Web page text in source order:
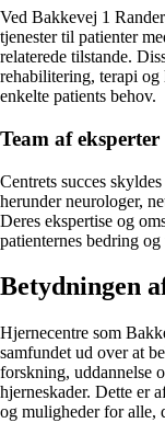
Ved Bakkevej 1
tjenester til patienter
relaterede tilstande.
rehabilitering, terapi og
enkelte patients behov.
Team af eksperter
Centrets succes
herunder neurologer,
Deres ekspertise og
patienternes bedring
Betydningen
Hjernecentre som
samfundet ud over at
forskning, uddannelse
hjerneskader. Dette er
og muligheder for alle,